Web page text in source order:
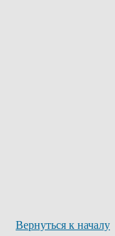
Вернуться к началу